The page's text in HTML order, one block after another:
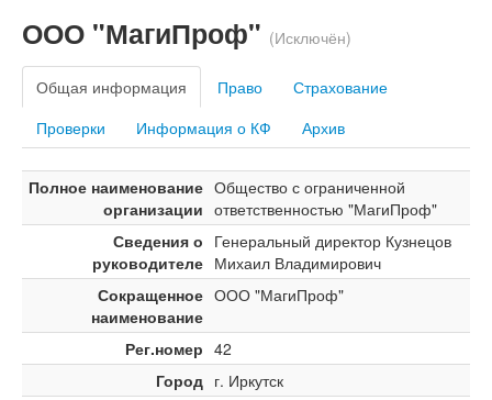
ООО "МагиПроф" (Исключён)
Общая информация Право
Страхование
Проверки
Информация о КФ Архив
Полное наименование
организации
Общество с ограниченной
ответственностью "МагиПроф"
Сведения о
руководителе
Генеральный директор Кузнецов
Михаил Владимирович
Сокращенное
наименование
ООО "МагиПроф"
Рег.номер 42
Город г. Иркутск